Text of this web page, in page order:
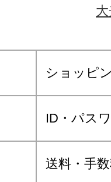
ショッピ
ID・パス
送料・手